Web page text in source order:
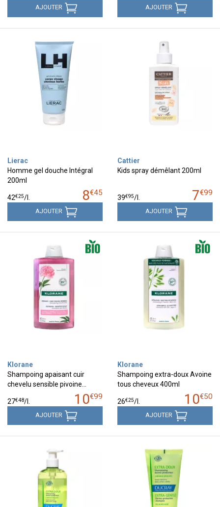
AJOUTER AJOUTER
Lierac
Homme gel douche Intégral
200ml
8€45
42€25/l.
AJOUTER
Cattier
Kids spray démêlant 200ml
7€99
39€95/l.
AJOUTER
Klorane
Shampoing apaisant cuir
chevelu sensible pivoine…
10€99
27€48/l.
AJOUTER
Klorane
Shampoing extra-doux Avoine
tous cheveux 400ml
10€50
26€25/l.
AJOUTER